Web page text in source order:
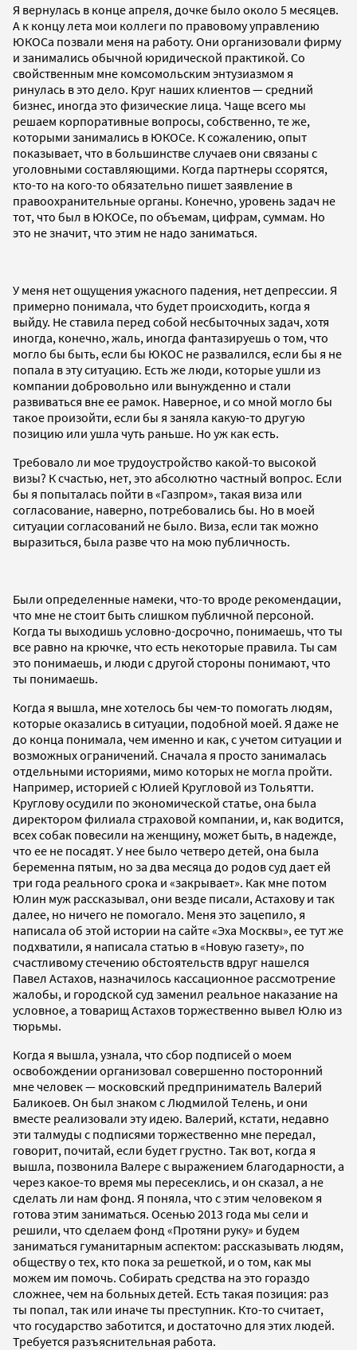
Я вернулась в конце апреля, дочке было около 5 месяцев.
А к концу лета мои коллеги по правовому управлению
ЮКОСа позвали меня на работу. Они организовали фирму
и занимались обычной юридической практикой. Со
свойственным мне комсомольским энтузиазмом я
ринулась в это дело. Круг наших клиентов — средний
бизнес, иногда это физические лица. Чаще всего мы
решаем корпоративные вопросы, собственно, те же,
которыми занимались в ЮКОСе. К сожалению, опыт
показывает, что в большинстве случаев они связаны с
уголовными составляющими. Когда партнеры ссорятся,
кто-то на кого-то обязательно пишет заявление в
правоохранительные органы. Конечно, уровень задач не
тот, что был в ЮКОСе, по объемам, цифрам, суммам. Но
это не значит, что этим не надо заниматься.
У меня нет ощущения ужасного падения, нет депрессии. Я
примерно понимала, что будет происходить, когда я
выйду. Не ставила перед собой несбыточных задач, хотя
иногда, конечно, жаль, иногда фантазируешь о том, что
могло бы быть, если бы ЮКОС не развалился, если бы я не
попала в эту ситуацию. Есть же люди, которые ушли из
компании добровольно или вынужденно и стали
развиваться вне ее рамок. Наверное, и со мной могло бы
такое произойти, если бы я заняла какую-то другую
позицию или ушла чуть раньше. Но уж как есть.
Требовало ли мое трудоустройство какой-то высокой
визы? К счастью, нет, это абсолютно частный вопрос. Если
бы я попыталась пойти в «Газпром», такая виза или
согласование, наверно, потребовались бы. Но в моей
ситуации согласований не было. Виза, если так можно
выразиться, была разве что на мою публичность.
Были определенные намеки, что-то вроде рекомендации,
что мне не стоит быть слишком публичной персоной.
Когда ты выходишь условно-досрочно, понимаешь, что ты
все равно на крючке, что есть некоторые правила. Ты сам
это понимаешь, и люди с другой стороны понимают, что
ты понимаешь.
Когда я вышла, мне хотелось бы чем-то помогать людям,
которые оказались в ситуации, подобной моей. Я даже не
до конца понимала, чем именно и как, с учетом ситуации и
возможных ограничений. Сначала я просто занималась
отдельными историями, мимо которых не могла пройти.
Например, историей с Юлией Кругловой из Тольятти.
Круглову осудили по экономической статье, она была
директором филиала страховой компании, и, как водится,
всех собак повесили на женщину, может быть, в надежде,
что ее не посадят. У нее было четверо детей, она была
беременна пятым, но за два месяца до родов суд дает ей
три года реального срока и «закрывает». Как мне потом
Юлин муж рассказывал, они везде писали, Астахову и так
далее, но ничего не помогало. Меня это зацепило, я
написала об этой истории на сайте «Эха Москвы», ее тут же
подхватили, я написала статью в «Новую газету», по
счастливому стечению обстоятельств вдруг нашелся
Павел Астахов, назначилось кассационное рассмотрение
жалобы, и городской суд заменил реальное наказание на
условное, а товарищ Астахов торжественно вывел Юлю из
тюрьмы.
Когда я вышла, узнала, что сбор подписей о моем
освобождении организовал совершенно посторонний
мне человек — московский предприниматель Валерий
Баликоев. Он был знаком с Людмилой Телень, и они
вместе реализовали эту идею. Валерий, кстати, недавно
эти талмуды с подписями торжественно мне передал,
говорит, почитай, если будет грустно. Так вот, когда я
вышла, позвонила Валере с выражением благодарности, а
через какое-то время мы пересеклись, и он сказал, а не
сделать ли нам фонд. Я поняла, что с этим человеком я
готова этим заниматься. Осенью 2013 года мы сели и
решили, что сделаем фонд «Протяни руку» и будем
заниматься гуманитарным аспектом: рассказывать людям,
обществу о тех, кто пока за решеткой, и о том, как мы
можем им помочь. Собирать средства на это гораздо
сложнее, чем на больных детей. Есть такая позиция: раз
ты попал, так или иначе ты преступник. Кто-то считает,
что государство заботится, и достаточно для этих людей.
Требуется разъяснительная работа.